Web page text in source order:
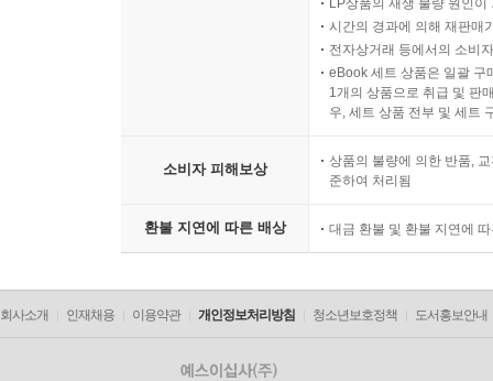
LP상품의 재생 불량 원인
시간의 경과에 의해 재판매
전자상거래 등에서의 소비
eBook 세트 상품은 일괄 구
1개의 상품으로 취급 및 판
우, 세트 상품 전부 및 세트
소비자 피해보상
상품의 불량에 의한 반품,
준하여 처리됨
환불 지연에 따른 배상 대금 환불 및 환불 지연에
회사소개 인재채용 이용약관 개인정보처리방침 청소년보호정책 도서홍보안내